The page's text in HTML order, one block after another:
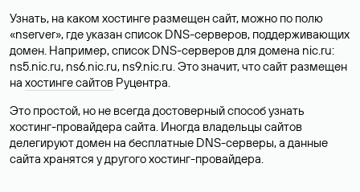
Узнать, на каком хостинге размещен сайт, можно по полю
«nserver», где указан список DNS-серверов, поддерживающих
домен. Например, список DNS-серверов для домена nic.ru:
ns5.nic.ru, ns6.nic.ru, ns9.nic.ru. Это значит, что сайт размещен
на хостинге сайтов Руцентра.
Это простой, но не всегда достоверный способ узнать
хостинг-провайдера сайта. Иногда владельцы сайтов
делегируют домен на бесплатные DNS-серверы, а данные
сайта хранятся у другого хостинг-провайдера.